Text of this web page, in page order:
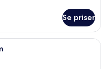
Se priser
snyggt bäddad säng med ett